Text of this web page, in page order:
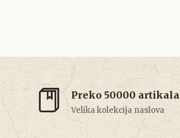
Preko 50000 artikala
Velika kolekcija naslova